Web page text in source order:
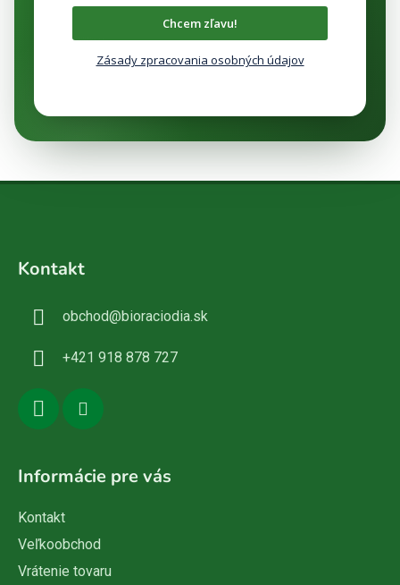
Chcem zľavu!
Zásady zpracovania osobných údajov
Kontakt
obchod@bioraciodia.sk
+421 918 878 727
Informácie pre vás
Kontakt
Veľkoobchod
Vrátenie tovaru